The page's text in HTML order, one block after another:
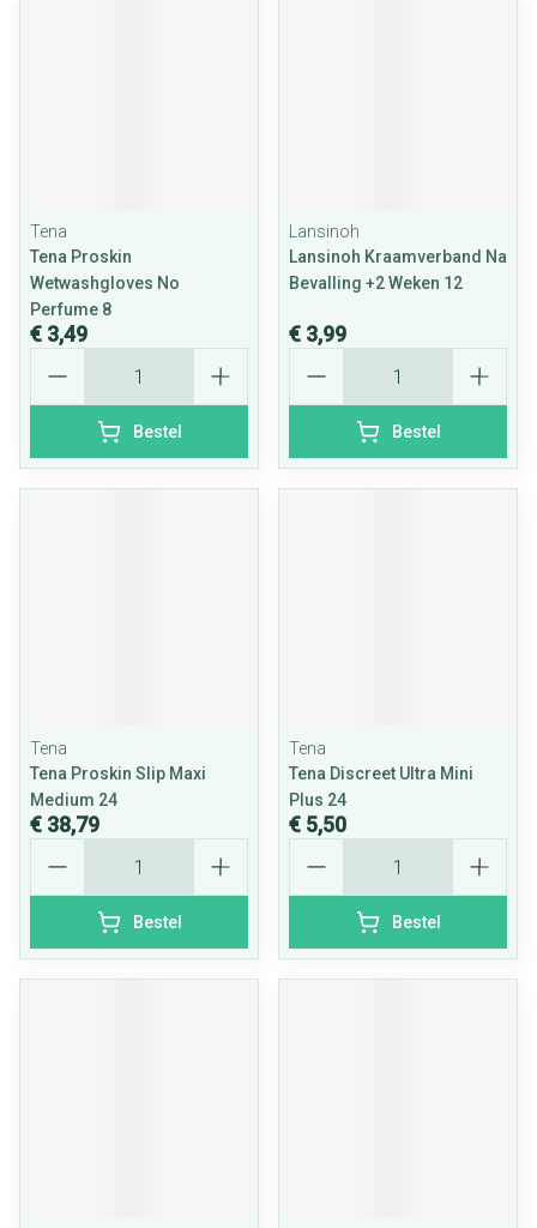
Tena
Tena Proskin
Wetwashgloves No
Perfume 8
€ 3,49
Bestel
Lansinoh
Lansinoh Kraamverband Na
Bevalling +2 Weken 12
€ 3,99
Bestel
Tena
Tena Proskin Slip Maxi
Medium 24
€ 38,79
Bestel
Tena
Tena Discreet Ultra Mini
Plus 24
€ 5,50
Bestel